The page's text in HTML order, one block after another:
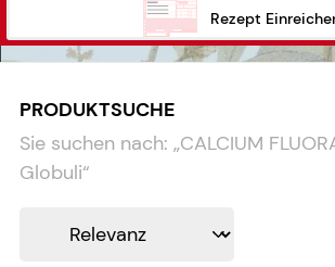
Rezept
PRODUKTSUCHE
Sie suchen nach: „CALCIUM
Globuli“